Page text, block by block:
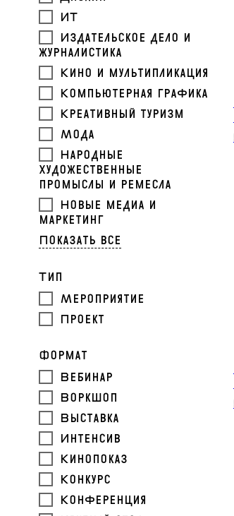
ИТ
Издательское дело и
журналистика
Кино и мультипликация
Компьютерная графика
Креативный туризм
Мода
Народные
художественные
промыслы и ремесла
Новые медиа и
маркетинг
Показать все
Тип
Мероприятие
Проект
Формат
Вебинар
Воркшоп
Выставка
Интенсив
Кинопоказ
Конкурс
Конференция